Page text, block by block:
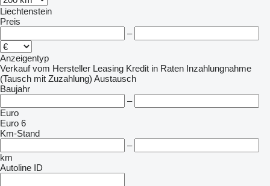
Liechtenstein
Preis
–
Anzeigentyp
Verkauf vom Hersteller Leasing Kredit in Raten Inzahlungnahme
(Tausch mit Zuzahlung) Austausch
Baujahr
–
Euro
Euro 6
Km-Stand
–
km
Autoline ID